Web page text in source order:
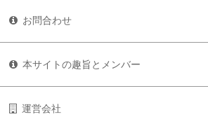
お問合わせ
本サイトの趣旨とメンバー
運営会社